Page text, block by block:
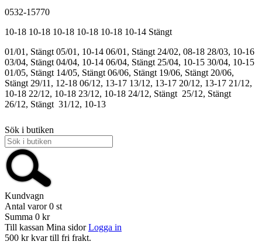
0532-15770
10-18 10-18 10-18 10-18 10-18 10-14 Stängt
01/01, Stängt 05/01, 10-14 06/01, Stängt 24/02, 08-18 28/03, 10-16
03/04, Stängt 04/04, 10-14 06/04, Stängt 25/04, 10-15 30/04, 10-15
01/05, Stängt 14/05, Stängt 06/06, Stängt 19/06, Stängt 20/06,
Stängt 29/11, 12-18 06/12, 13-17 13/12, 13-17 20/12, 13-17 21/12,
10-18 22/12, 10-18 23/12, 10-18 24/12, Stängt 25/12, Stängt
26/12, Stängt 31/12, 10-13
Sök i butiken
Kundvagn
Antal varor 0 st
Summa 0 kr
Till kassan Mina sidor Logga in
500 kr kvar till fri frakt.